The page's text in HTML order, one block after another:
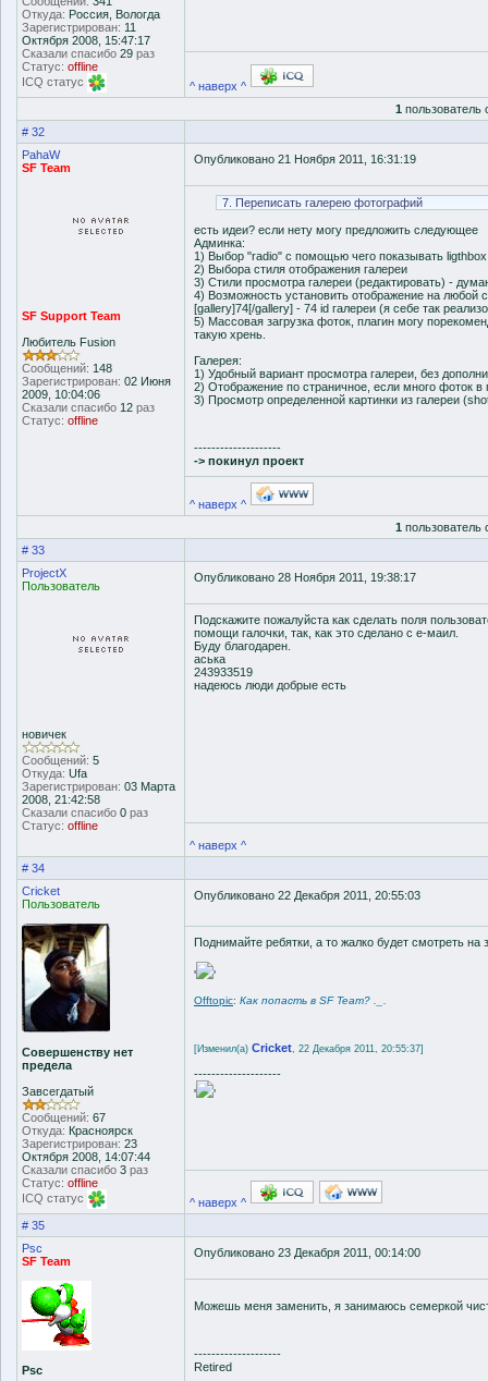
Откуда: Россия, Вологда
Зарегистрирован: 11
Октября 2008, 15:47:17
Сказали спасибо 29 раз
Статус: offline
ICQ статус
^ наверх ^
1
# 32
PahaW
SF Team
SF Support Team
Любитель Fusion
Сообщений: 148
Зарегистрирован: 02 Июня
2009, 10:04:06
Сказали спасибо 12 раз
Статус: offline
Опубликовано 21 Ноября 2011, 16:31:19
7. Переписать галерею фотографий
есть идеи? если нету могу предложить следующее
Админка:
1) Выбор "radio" с помощью чего показывать
2) Выбора стиля отображения галереи
3) Стили просмотра галереи (редактировать) -
4) Возможность установить отображение на любой
[gallery]74[/gallery] - 74 id галереи (я себе так
5) Массовая загрузка фоток, плагин могу
такую хрень.
Галерея:
1) Удобный вариант просмотра галереи, без
2) Отображение по страничное, если много фоток в
3) Просмотр определенной картинки из галереи
--------------------
-> покинул проект
^ наверх ^
1
# 33
ProjectX
Пользователь
новичек
Сообщений: 5
Откуда: Ufa
Зарегистрирован: 03 Марта
2008, 21:42:58
Сказали спасибо 0 раз
Статус: offline
Опубликовано 28 Ноября 2011, 19:38:17
Подскажите пожалуйста как сделать поля
помощи галочки, так, как это сделано с е-маил.
Буду благодарен.
аська
243933519
надеюсь люди добрые есть
^ наверх ^
# 34
Cricket
Пользователь
Совершенству нет
предела
Завсегдатый
Сообщений: 67
Откуда: Красноярск
Зарегистрирован: 23
Октября 2008, 14:07:44
Сказали спасибо 3 раз
Статус: offline
ICQ статус
Опубликовано 22 Декабря 2011, 20:55:03
Поднимайте ребятки, а то жалко будет смотреть на
' '
Offtopic: Как попасть в SF Team? ._.
[Изменил(а) Cricket, 22 Декабря 2011, 20:55:37]
--------------------
'
'
^ наверх ^
# 35
Psc
SF Team
Psc
Опубликовано 23 Декабря 2011, 00:14:00
Можешь меня заменить, я занимаюсь семеркой
--------------------
Retired